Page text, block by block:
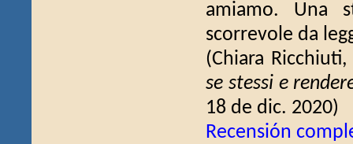
amiamo. Una
scorrevole da
(Chiara Ricchiuti,
se stessi e
18 de dic. 2020)
Recensión